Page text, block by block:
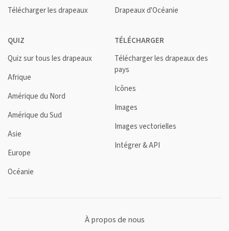
Télécharger les drapeaux
Drapeaux d'Océanie
QUIZ
Quiz sur tous les drapeaux
Afrique
Amérique du Nord
Amérique du Sud
Asie
Europe
Océanie
TÉLÉCHARGER
Télécharger les drapeaux des
pays
Icônes
Images
Images vectorielles
Intégrer & API
À propos de nous